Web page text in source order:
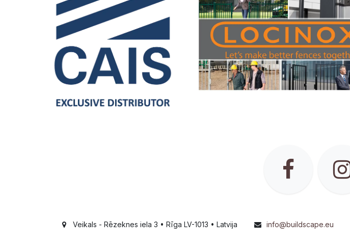
Veikals - Rēzeknes iela 3 • Rīga LV-1013 • Latvija info@buildscape.eu